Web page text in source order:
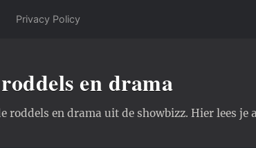
Privacy Policy
en drama
roddels en drama uit de showbizz. Hier lees